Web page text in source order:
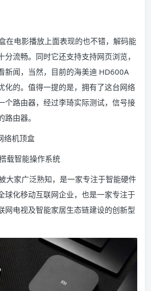
在电影播放上面表现的也不错，解码能
分流畅。同时它还支持支持网页浏览，
新闻，当然，目前的海美迪 HD600A
化的。值得一提的是，拥有了这台网络
个路由器，经过李琦实际测试，信号接
由器。
络机顶盒
载智能操作系统
大家广泛熟知，是一家专注于智能硬件
球化移动互联网企业，也是一家专注于
网电视及智能家居生态链建设的创新型